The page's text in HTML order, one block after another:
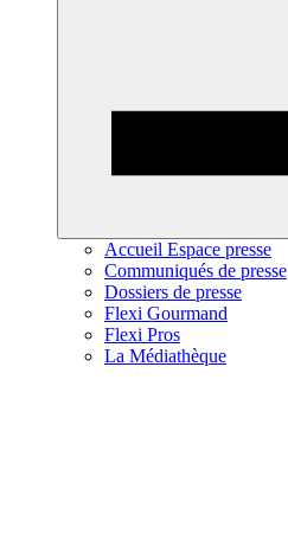
Accueil Espace presse
Communiqués de presse
Dossiers de presse
Flexi Gourmand
Flexi Pros
La Médiathèque